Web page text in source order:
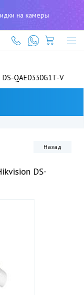
на камеры
(727)
317-
61-
61
QAE0330G1T-V
Назад
DS-